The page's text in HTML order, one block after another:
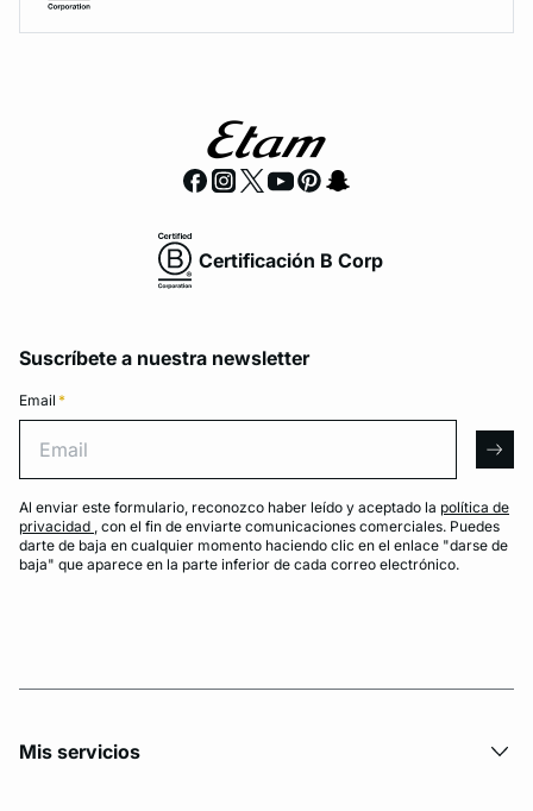
Certificación B Corp
Suscríbete a nuestra newsletter
Email *
Al enviar este formulario, reconozco haber leído y aceptado la política de
privacidad , con el fin de enviarte comunicaciones comerciales. Puedes
darte de baja en cualquier momento haciendo clic en el enlace "darse de
baja" que aparece en la parte inferior de cada correo electrónico.
Mis servicios